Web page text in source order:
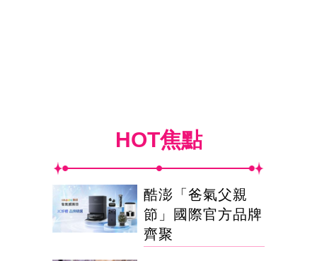
HOT焦點
酷澎「爸氣父親
節」國際官方品牌
齊聚